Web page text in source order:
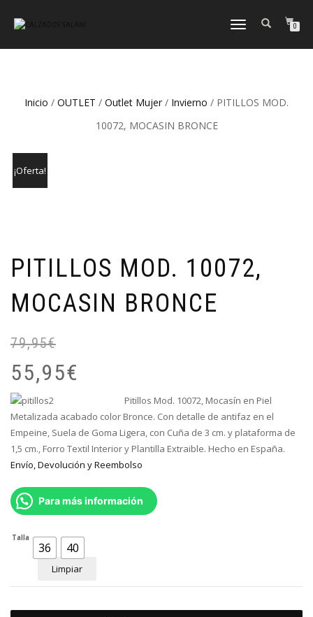
CAMBIAR
0
Inicio / OUTLET / Outlet Mujer / Invierno / PITILLOS MOD.
10072, MOCASIN BRONCE
¡Oferta!
PITILLOS MOD. 10072,
MOCASIN BRONCE
79,95€
55,95€
Pitillos Mod. 10072, Mocasín en Piel
Metalizada acabado color Bronce. Con detalle de antifaz en el
Empeine, Suela de Goma Ligera, con Cuña de 3 cm. y plataforma de
1,5 cm., Forro Textil Interior y Plantilla Extraible. Hecho en España.
Envío, Devolución y Reembolso
Para más información
Talla
36 40
Limpiar